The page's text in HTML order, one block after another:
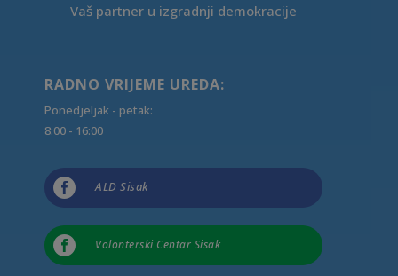
Vaš partner u izgradnji demokracije
RADNO VRIJEME UREDA:
Ponedjeljak - petak:
8:00 - 16:00
 ALD Sisak
 Volonterski Centar Sisak